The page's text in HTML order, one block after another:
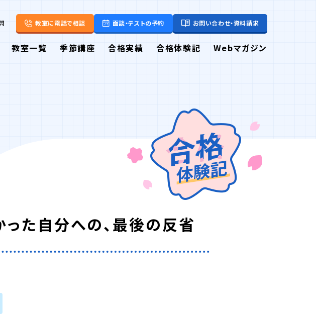
教室に電話で相談 面談・テストの予約 お問い合わせ・資料請求
教室一覧 季節講座 合格実績 合格体験記 Webマガジン
た自分への、最後の反省